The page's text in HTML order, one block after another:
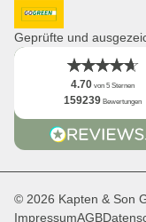
Newsletter
App
DHL GoGreen
Geprüfte und
4.70 von 5 Sternen
159239 Bewertungen
© 2026 Kapten & Son
ImpressumAGB